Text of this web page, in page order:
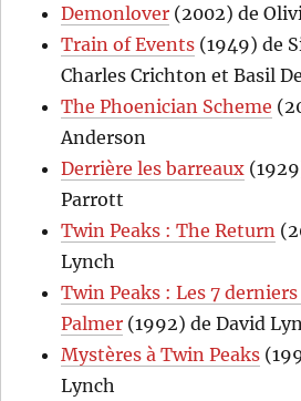
Demonlover (2002) de
Train of Events (1949) de
Charles Crichton et Basil
The Phoenician Scheme
Anderson
Derrière les barreaux
Parrott
Twin Peaks : The Return
Lynch
Twin Peaks : Les 7
Palmer (1992) de David
Mystères à Twin Peaks
Lynch